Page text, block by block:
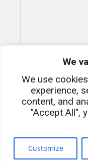
We
We use
experience,
content, and
"Accept All",
Customize